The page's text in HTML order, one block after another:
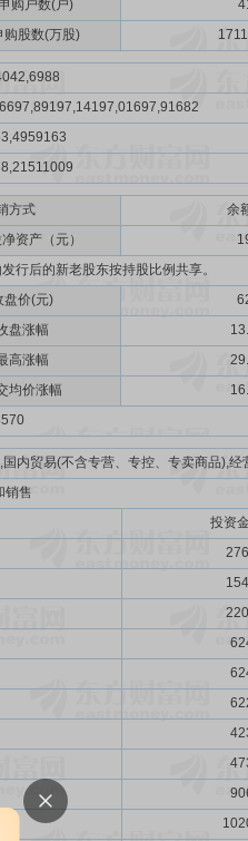
购户数(户)
购股数(万股)
方式
余
资产（元）
行后的新老股东按持股比例共享。
盘价(元)
盘涨幅
高涨幅
均价涨幅
内贸易(不含专营、专控、专卖商品),经
销售
投资